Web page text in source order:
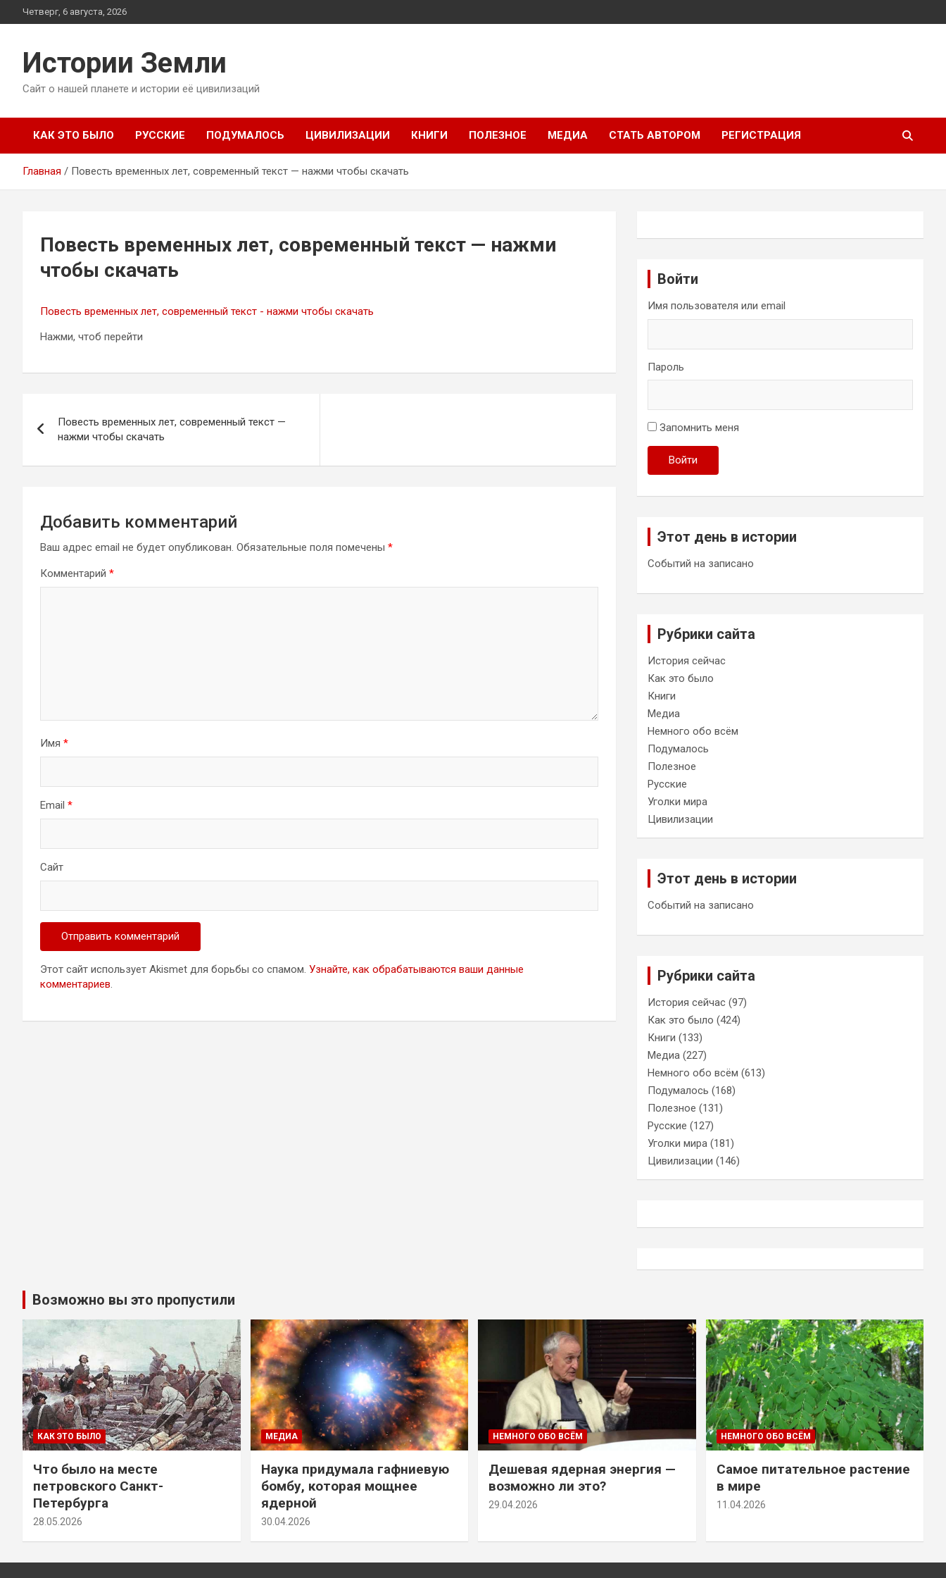
Перейти
к
Четверг, 6 августа, 2026
Истории Земли
Сайт о нашей планете и истории её цивилизаций
КАК ЭТО БЫЛО РУССКИЕ ПОДУМАЛОСЬ ЦИВИЛИЗАЦИИ КНИГИ ПОЛЕЗНОЕ МЕДИА СТАТЬ АВТОРОМ РЕГИСТРАЦИЯ
Главная Повесть временных лет, современный текст — нажми чтобы скачать
Повесть временных лет, современный текст — нажми
чтобы скачать
Повесть временных лет, современный текст - нажми чтобы скачать
Нажми, чтоб перейти
по
записям
Повесть временных лет, современный текст —
нажми чтобы скачать
Добавить комментарий
Ваш адрес email не будет опубликован. Обязательные поля помечены *
Комментарий *
Имя *
Email *
Сайт
Этот сайт использует Akismet для борьбы со спамом. Узнайте, как обрабатываются ваши данные
комментариев.
Войти
Имя пользователя или email
Пароль
Запомнить меня
Войти
Этот день в истории
Событий на записано
Рубрики сайта
История сейчас
Как это было
Книги
Медиа
Немного обо всём
Подумалось
Полезное
Русские
Уголки мира
Цивилизации
Этот день в истории
Событий на записано
Рубрики сайта
История сейчас (97)
Как это было (424)
Книги (133)
Медиа (227)
Немного обо всём (613)
Подумалось (168)
Полезное (131)
Русские (127)
Уголки мира (181)
Цивилизации (146)
Возможно вы это пропустили
КАК ЭТО БЫЛО
Что было на месте
петровского Санкт-
Петербурга
28.05.2026
МЕДИА
Наука придумала гафниевую
бомбу, которая мощнее
ядерной
30.04.2026
НЕМНОГО ОБО ВСЁМ
Дешевая ядерная энергия —
возможно ли это?
29.04.2026
НЕМНОГО ОБО ВСЁМ
Самое питательное растение
в мире
11.04.2026